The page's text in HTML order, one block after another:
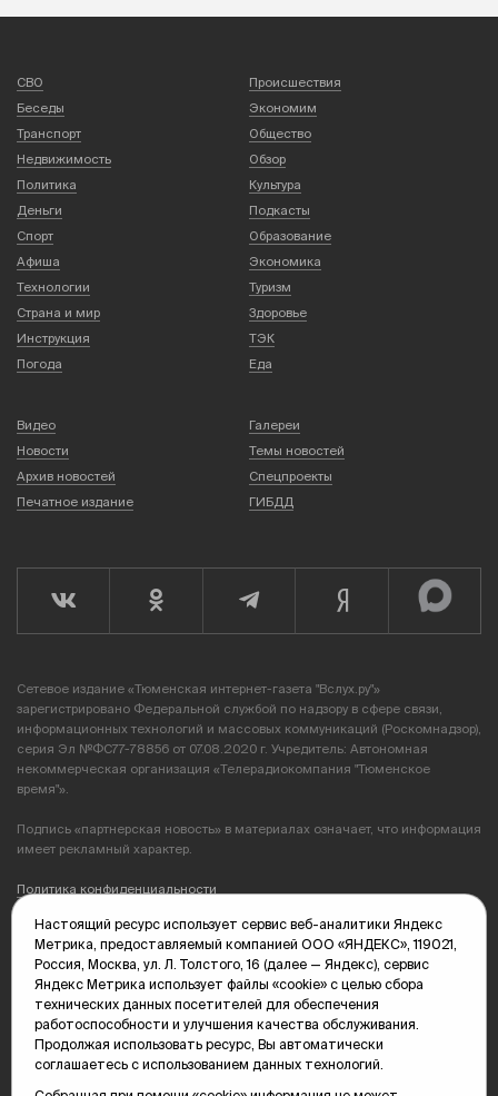
СВО
Происшествия
Беседы
Экономим
Транспорт
Общество
Недвижимость
Обзор
Политика
Культура
Деньги
Подкасты
Спорт
Образование
Афиша
Экономика
Технологии
Туризм
Страна и мир
Здоровье
Инструкция
ТЭК
Погода
Еда
Видео
Галереи
Новости
Темы новостей
Архив новостей
Спецпроекты
Печатное издание
ГИБДД
Сетевое издание «Тюменская интернет-газета "Вслух.ру"»
зарегистрировано Федеральной службой по надзору в сфере связи,
информационных технологий и массовых коммуникаций (Роскомнадзор),
серия Эл №ФС77-78856 от 07.08.2020 г. Учредитель: Автономная
некоммерческая организация «Телерадиокомпания "Тюменское
время"».
Подпись «партнерская новость» в материалах означает, что информация
имеет рекламный характер.
Политика конфиденциальности
Редакция: 625035, Тюмень, пр. Геологоразведчиков, 28А
(3452) 68-89-05
edit@vsluh.ru
Главный редактор: Панкина Т.Ю.
kika@vsluh.ru
По вопросам рекламы:
(3452) 68-89-78
Настоящий ресурс использует сервис веб-аналитики Яндекс
Метрика, предоставляемый компанией ООО «ЯНДЕКС», 119021,
Россия, Москва, ул. Л. Толстого, 16 (далее — Яндекс), сервис
Яндекс Метрика использует файлы «cookie» с целью сбора
технических данных посетителей для обеспечения
работоспособности и улучшения качества обслуживания.
Продолжая использовать ресурс, Вы автоматически
соглашаетесь с использованием данных технологий.